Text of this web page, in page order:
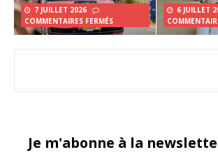
7 JUILLET 2026
COMMENTAIRES FERMÉS
6 JUILLET
Je m'abonne à la